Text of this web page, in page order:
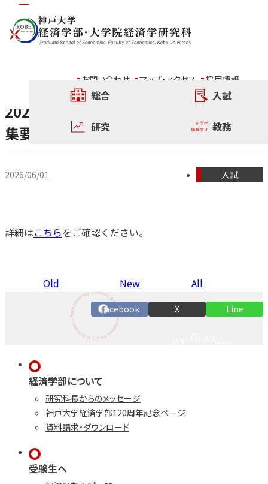
お問い合わせ マップ・アクセス 採用情報
総合 入試
研究 教務
ニュース
2026年8月17日(月)実施 大学院入試募
集要項を掲載しました
2026/06/01 入試
詳細はこちら をご確認ください。
Old All
New
Facebook X Line
経済学部について
研究科長からのメッセージ
神戸大学経済学部120周年記念ページ
資料請求・ダウンロード
受験生へ